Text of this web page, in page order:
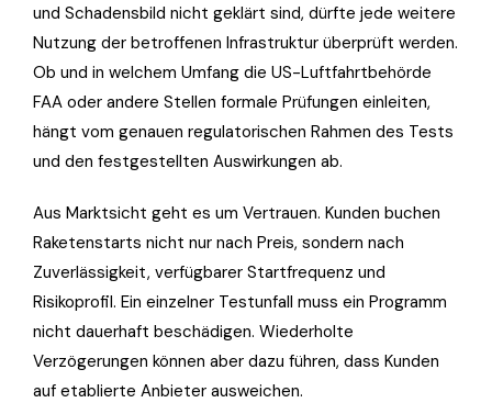
und Schadensbild nicht geklärt sind, dürfte jede weitere
Nutzung der betroffenen Infrastruktur überprüft werden.
Ob und in welchem Umfang die US-Luftfahrtbehörde
FAA oder andere Stellen formale Prüfungen einleiten,
hängt vom genauen regulatorischen Rahmen des Tests
und den festgestellten Auswirkungen ab.
Aus Marktsicht geht es um Vertrauen. Kunden buchen
Raketenstarts nicht nur nach Preis, sondern nach
Zuverlässigkeit, verfügbarer Startfrequenz und
Risikoprofil. Ein einzelner Testunfall muss ein Programm
nicht dauerhaft beschädigen. Wiederholte
Verzögerungen können aber dazu führen, dass Kunden
auf etablierte Anbieter ausweichen.